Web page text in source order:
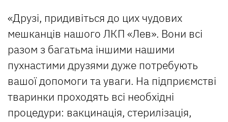
«Друзі, придивіться до цих чудових
мешканців нашого ЛКП «Лев». Вони всі
разом з багатьма іншими нашими
пухнастими друзями дуже потребують
вашої допомоги та уваги. На підприємстві
тваринки проходять всі необхідні
процедури: вакцинація, стерилізація,